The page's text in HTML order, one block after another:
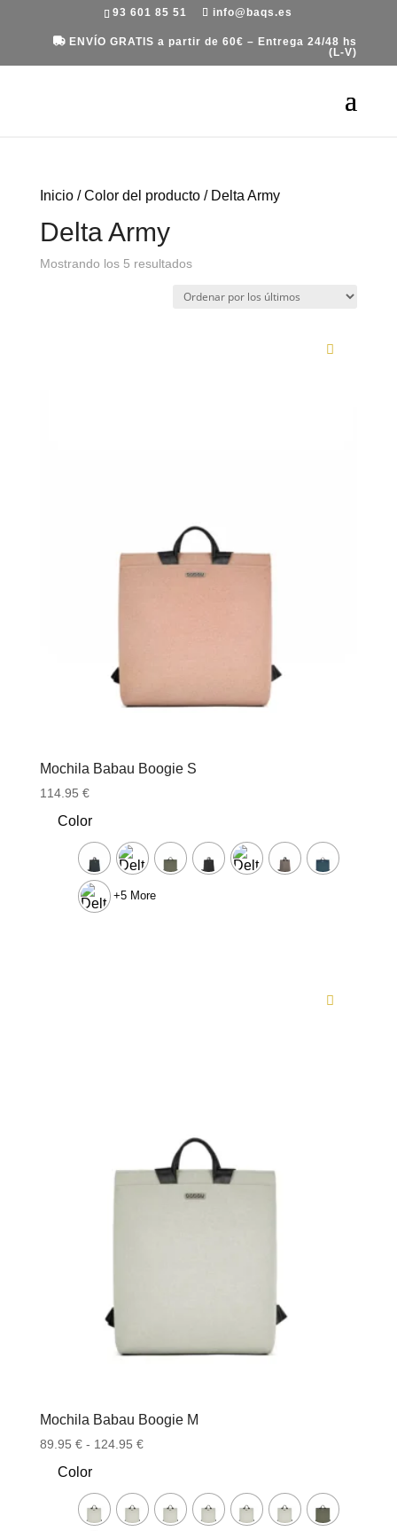
93 601 85 51 info@baqs.es
ENVÍO GRATIS a partir de 60€ – Entrega 24/48 hs
(L-V)
Inicio/ Color del producto / Delta Army
Delta Army
Mostrando los 5 resultadosOrdenado
los
Mochila Babau Boogie S
114.95 €
Color
+5 More
Mochila Babau Boogie M
89.95 € - 124.95 €Rango
desde
89.95 €
Color